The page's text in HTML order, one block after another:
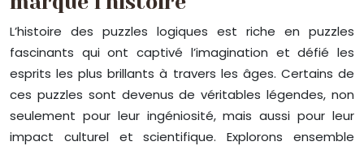
L’histoire des puzzles logiques est riche en puzzles
fascinants qui ont captivé l’imagination et défié les
esprits les plus brillants à travers les âges. Certains de
ces puzzles sont devenus de véritables légendes, non
seulement pour leur ingéniosité, mais aussi pour leur
impact culturel et scientifique. Explorons ensemble